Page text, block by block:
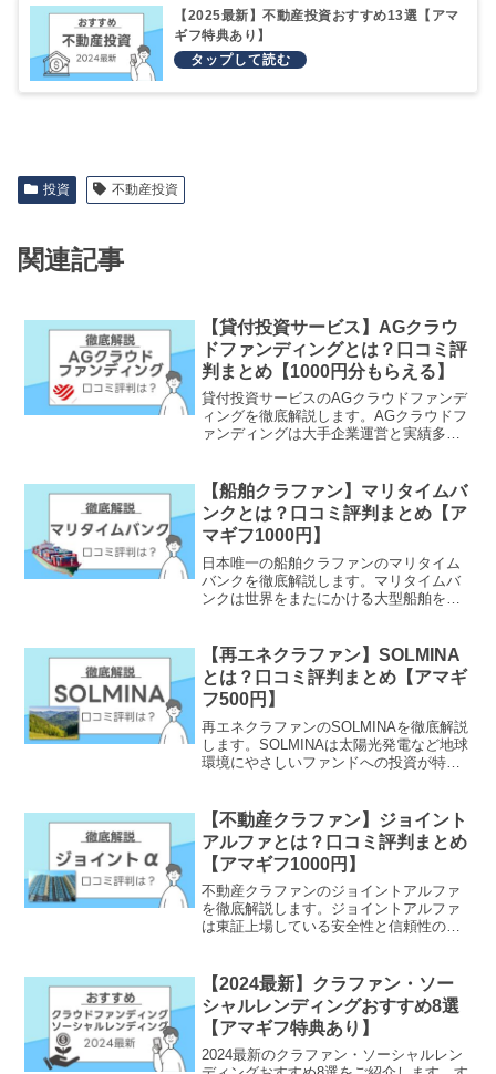
【2025最新】不動産投資おすすめ13選【アマ
ギフ特典あり】
投資 不動産投資
関連記事
【貸付投資サービス】AGクラウ
ドファンディングとは？口コミ評
判まとめ【1000円分もらえる】
貸付投資サービスのAGクラウドファンデ
ィングを徹底解説します。AGクラウドフ
ァンディングは大手企業運営と実績多数
ます。お得なキャンペーンも実施中で
す。
【船舶クラファン】マリタイムバ
ンクとは？口コミ評判まとめ【ア
マギフ1000円】
日本唯一の船舶クラファンのマリタイム
バンクを徹底解説します。マリタイムバ
ンクは世界をまたにかける大型船舶を担
クの口コミ評判からキャンペーン情報も
お伝えします。
【再エネクラファン】SOLMINA
とは？口コミ評判まとめ【アマギ
フ500円】
再エネクラファンのSOLMINAを徹底解説
します。SOLMINAは太陽光発電など地球
環境にやさしいファンドへの投資が特徴
うってつけの投資です。また、お得なキ
ャンペーン情報もお伝えします。
【不動産クラファン】ジョイント
アルファとは？口コミ評判まとめ
【アマギフ1000円】
不動産クラファンのジョイントアルファ
を徹底解説します。ジョイントアルファ
は東証上場している安全性と信頼性の高
対策を取っています。お得なキャンペー
ン情報もお伝えします。
【2024最新】クラファン・ソー
シャルレンディングおすすめ8選
【アマギフ特典あり】
2024最新のクラファン・ソーシャルレン